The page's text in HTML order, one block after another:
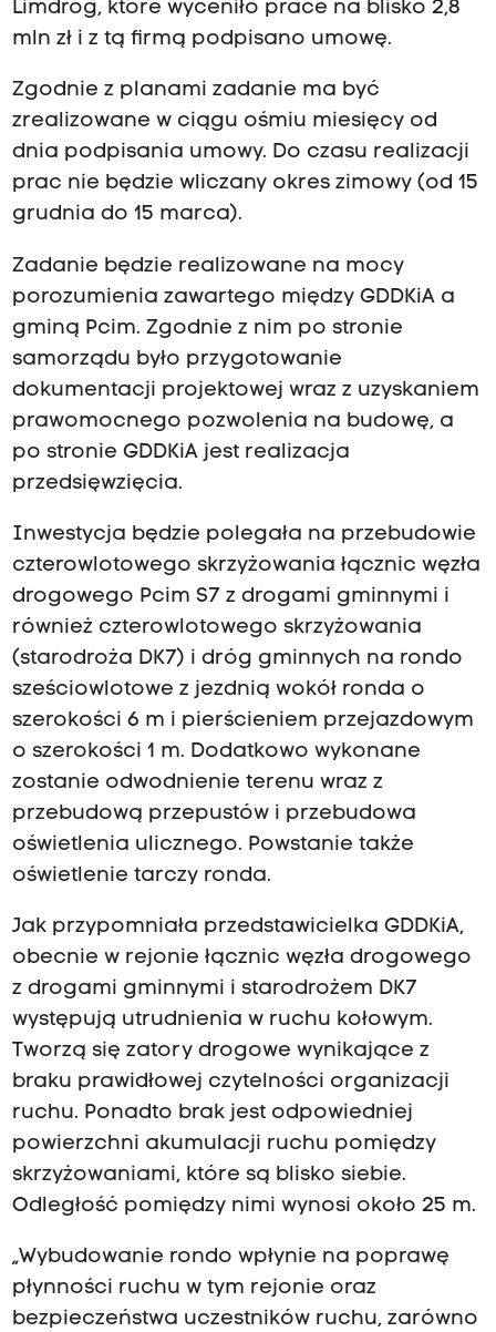
Limdrog, które wyceniło prace na blisko 2,8
mln zł i z tą firmą podpisano umowę.
Zgodnie z planami zadanie ma być
zrealizowane w ciągu ośmiu miesięcy od
dnia podpisania umowy. Do czasu realizacji
prac nie będzie wliczany okres zimowy (od 15
grudnia do 15 marca).
Zadanie będzie realizowane na mocy
porozumienia zawartego między GDDKiA a
gminą Pcim. Zgodnie z nim po stronie
samorządu było przygotowanie
dokumentacji projektowej wraz z uzyskaniem
prawomocnego pozwolenia na budowę, a
po stronie GDDKiA jest realizacja
przedsięwzięcia.
Inwestycja będzie polegała na przebudowie
czterowlotowego skrzyżowania łącznic węzła
drogowego Pcim S7 z drogami gminnymi i
również czterowlotowego skrzyżowania
(starodroża DK7) i dróg gminnych na rondo
sześciowlotowe z jezdnią wokół ronda o
szerokości 6 m i pierścieniem przejazdowym
o szerokości 1 m. Dodatkowo wykonane
zostanie odwodnienie terenu wraz z
przebudową przepustów i przebudowa
oświetlenia ulicznego. Powstanie także
oświetlenie tarczy ronda.
Jak przypomniała przedstawicielka GDDKiA,
obecnie w rejonie łącznic węzła drogowego
z drogami gminnymi i starodrożem DK7
występują utrudnienia w ruchu kołowym.
Tworzą się zatory drogowe wynikające z
braku prawidłowej czytelności organizacji
ruchu. Ponadto brak jest odpowiedniej
powierzchni akumulacji ruchu pomiędzy
skrzyżowaniami, które są blisko siebie.
Odległość pomiędzy nimi wynosi około 25 m.
„Wybudowanie rondo wpłynie na poprawę
płynności ruchu w tym rejonie oraz
bezpieczeństwa uczestników ruchu, zarówno